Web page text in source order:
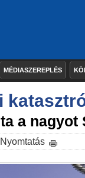
MÉDIASZEREPLÉS
a nagyot
Nyomtatás